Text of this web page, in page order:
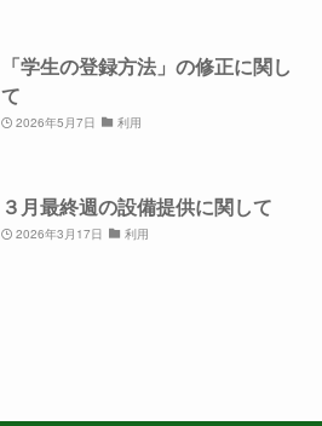
「学生の登録方法」の修正に関し
て
2026年5月7日 利用
３月最終週の設備提供に関して
2026年3月17日 利用